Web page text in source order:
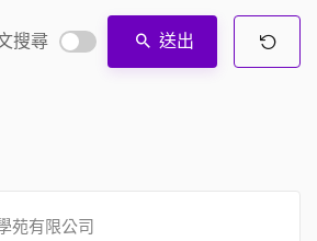
搜尋 送出
苑有限公司